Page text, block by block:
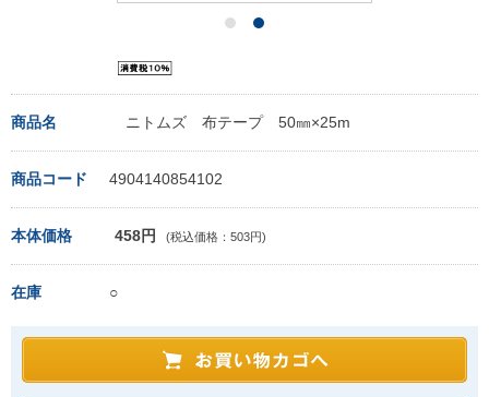
商品名 ニトムズ 布テープ 50㎜×25m
商品コード 4904140854102
本体価格 458円 (税込価格：503円)
在庫 ○